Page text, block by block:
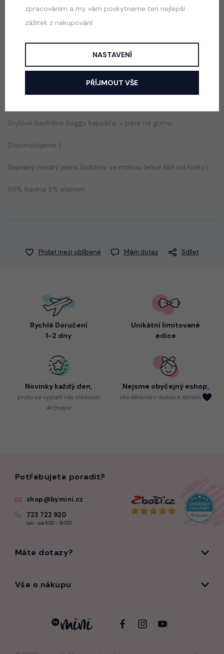
Despacito biker tepláky vintage grey
skladem
599 Kč
Jak vybrat správnou velikost?
Stylové bavlněné baggy kapsáče, v pase na gumu.
Doporučujeme:)
Sepraný modrý jeans (odstíny se mohou lehce lišit od fotky).
95% bavlna 5% elasten
Přidat mezi oblíbené Mám dotaz Sdílet
Rychlé Doručení
1-2 dny
Unikátní limitované
edice
Novinky každý den,
protose vyplatí nás sledovat
#číhejte
Nejsme obyčejný eshop,
vše děláme s láskou k dětem
Potřebujete poradit?
shop@bymini.cz
723 722 920
(po - pá 9:00 - 16:00)
Máte dotazy?
Vše o nákupu
zpracováním a my vám poskytneme ten nejlepší
zážitek z nakupování.
NASTAVENÍ
PŘÍJMOUT VŠE